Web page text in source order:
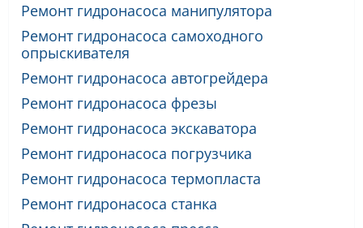
Ремонт гидронасоса манипулятора
Ремонт гидронасоса самоходного
опрыскивателя
Ремонт гидронасоса автогрейдера
Ремонт гидронасоса фрезы
Ремонт гидронасоса экскаватора
Ремонт гидронасоса погрузчика
Ремонт гидронасоса термопласта
Ремонт гидронасоса станка